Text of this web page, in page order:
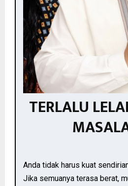
TERLALU
Anda tidak harus kuat
Jika semuanya terasa berat,